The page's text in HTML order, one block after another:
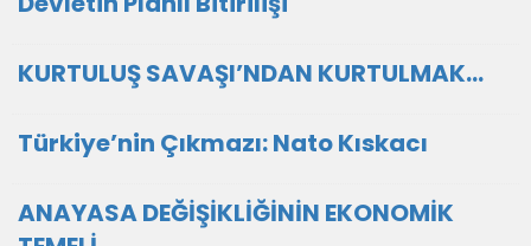
KURTULUŞ SAVAŞI’NDAN KURTULMAK…
Türkiye’nin Çıkmazı: Nato Kıskacı
ANAYASA DEĞİŞİKLİĞİNİN EKONOMİK